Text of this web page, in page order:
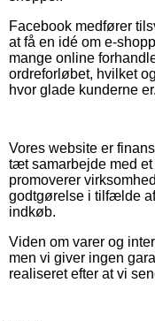
Facebook medfører
at få en idé om e-
mange online
ordreforløbet, hvilket
hvor glade kunderne er.
Vores website er
tæt samarbejde med
promoverer
godtgørelse i tilfælde
indkøb.
Viden om varer og
men vi giver ingen
realiseret efter at vi